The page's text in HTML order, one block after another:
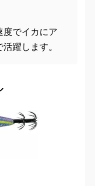
度でイカにア
躍します。